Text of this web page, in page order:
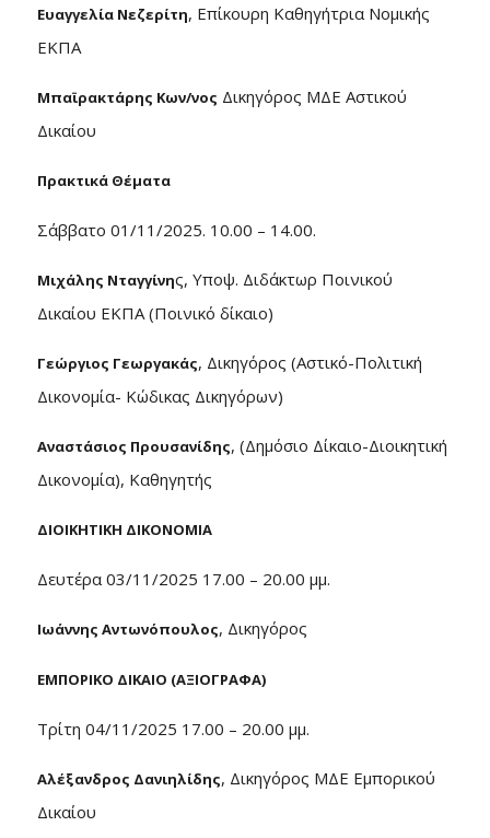
Ευαγγελία Νεζερίτη, Επίκουρη Καθηγήτρια Νομικής
ΕΚΠΑ
Μπαϊρακτάρης Κων/νος Δικηγόρος ΜΔΕ Αστικού
Δικαίου
Πρακτικά Θέματα
Σάββατο 01/11/2025. 10.00 – 14.00.
Μιχάλης Νταγγίνης, Υποψ. Διδάκτωρ Ποινικού
Δικαίου ΕΚΠΑ (Ποινικό δίκαιο)
Γεώργιος Γεωργακάς, Δικηγόρος (Αστικό-Πολιτική
Δικονομία- Κώδικας Δικηγόρων)
Αναστάσιος Προυσανίδης, (Δημόσιο Δίκαιο-Διοικητική
Δικονομία), Καθηγητής
ΔΙΟΙΚΗΤΙΚΗ ΔΙΚΟΝΟΜΙΑ
Δευτέρα 03/11/2025 17.00 – 20.00 μμ.
Ιωάννης Αντωνόπουλος, Δικηγόρος
ΕΜΠΟΡΙΚΟ ΔΙΚΑΙΟ (ΑΞΙΟΓΡΑΦΑ)
Τρίτη 04/11/2025 17.00 – 20.00 μμ.
Αλέξανδρος Δανιηλίδης, Δικηγόρος ΜΔΕ Εμπορικού
Δικαίου